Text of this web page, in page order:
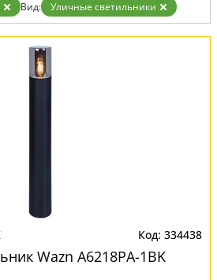
Вид: Уличные светильники
334438
Wazn A6218PA-1BK